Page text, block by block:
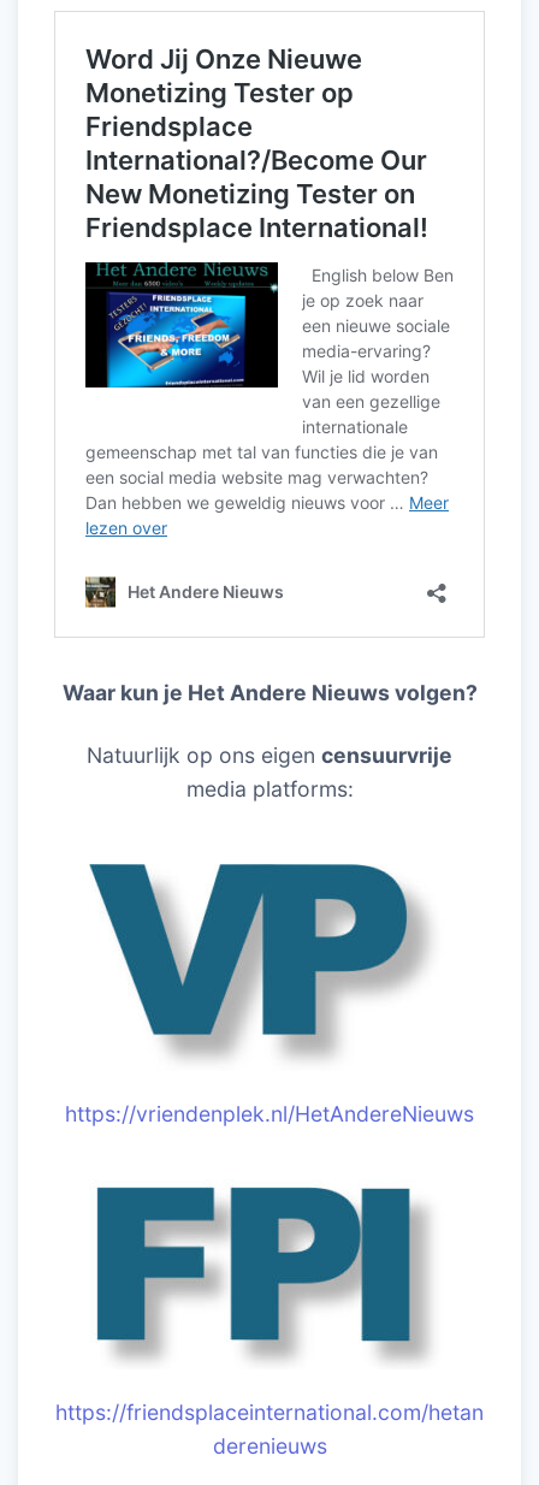
Waar kun je Het Andere Nieuws volgen?
Natuurlijk op ons eigen censuurvrije
media platforms:
https://vriendenplek.nl/HetAndereNieuws
https://friendsplaceinternational.com/hetan
derenieuws